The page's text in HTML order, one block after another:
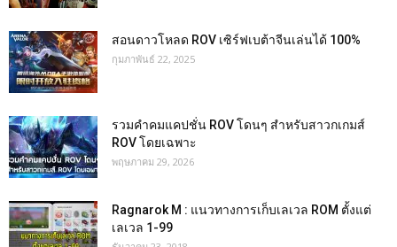
สอนดาวโหลด ROV เซิร์ฟเบต้าจีนเล่นได้ 100%
กุมภาพันธ์ 22, 2025
รวมคำคมแคปชั่น ROV โดนๆ สำหรับสาวกเกมส์
ROV โดยเฉพาะ
พฤษภาคม 29, 2026
Ragnarok M : แนวทางการเก็บเลเวล ROM ตั้งแต่
เลเวล 1-99